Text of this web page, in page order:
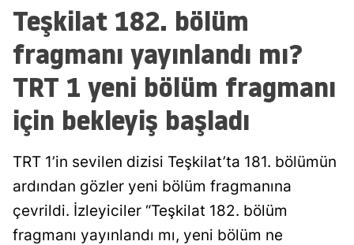
Teşkilat 182. bölüm
fragmanı yayınlandı mı?
TRT 1 yeni bölüm fragmanı
için bekleyiş başladı
TRT 1’in sevilen dizisi Teşkilat’ta 181. bölümün
ardından gözler yeni bölüm fragmanına
çevrildi. İzleyiciler “Teşkilat 182. bölüm
fragmanı yayınlandı mı, yeni bölüm ne